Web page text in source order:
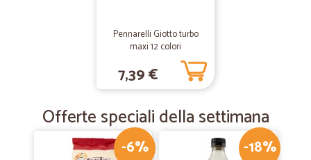
Ciao sr. Valdez tutto apostó sto dando pasaparola di cicalia grazie.
—Orietta T.
prezzi sempre competitivi
prezzi sempre competitivi, puntualità nelle consegne. Felice di avere
scoperto questo azienda. Sicuramente continuerò a fare acquisti da
Pennarelli Giotto turbo
maxi 12 colori
7,39 €
Offerte speciali della settimana
-6% -18%